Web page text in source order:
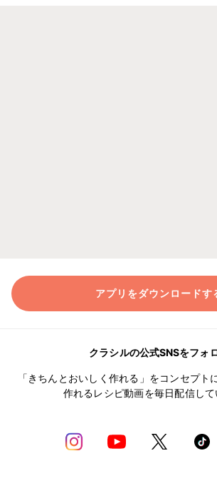
アプリをダウンロードす
クラシルの公式SNSをフォ
「きちんとおいしく作れる」をコンセプト
作れるレシピ動画を毎日配信して